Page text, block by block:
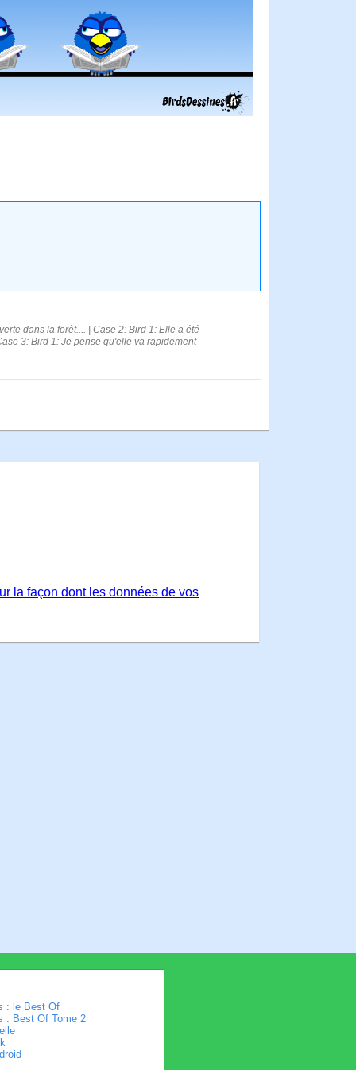
dans la forêt.... | Case 2: Bird 1: Elle a été
3: Bird 1: Je pense qu'elle va rapidement
la façon dont les données de vos
: le Best Of
: Best Of Tome 2